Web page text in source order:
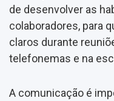
de desenvolver as
colaboradores, para
claros durante
telefonemas e na
A comunicação é